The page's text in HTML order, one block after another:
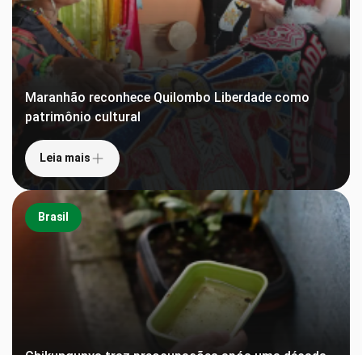
Maranhão reconhece Quilombo Liberdade como
patrimônio cultural
Leia mais
Brasil